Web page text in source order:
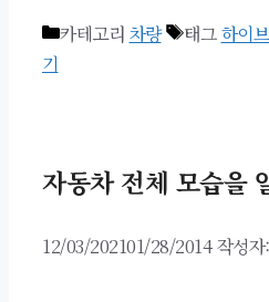
카테고리 차량 태그하이
기
자동차 전체 모습을
12/03/202101/28/2014 작성자: